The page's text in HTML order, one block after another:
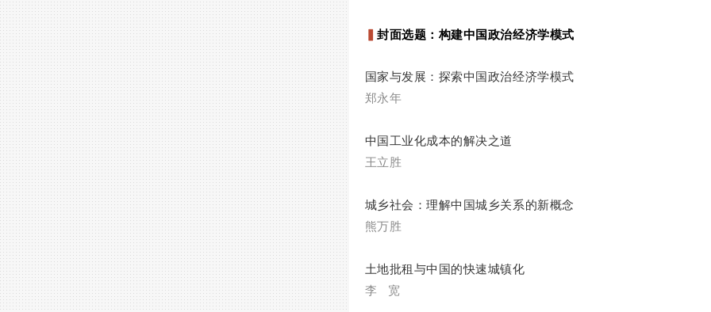
▍封面选题：构建中国政治经济学模式
国家与发展：探索中国政治经济学模式
郑永年
中国工业化成本的解决之道
王立胜
城乡社会：理解中国城乡关系的新概念
熊万胜
土地批租与中国的快速城镇化
李 宽